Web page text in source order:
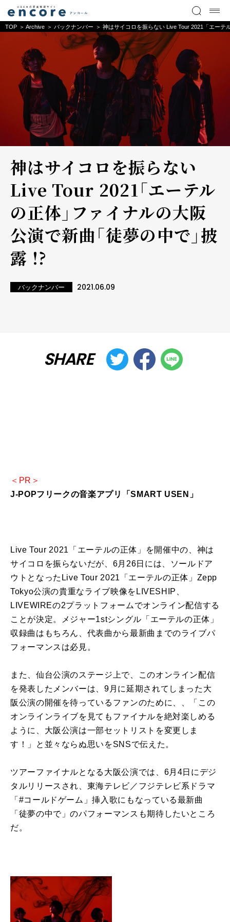
TOP Archive バックナンバー 神はサイコロを振らない Live Tour 2021「エー
神はサイコロを振らない
Live Tour 2021「エーテル
の正体」ファイナルの大阪
公演で新曲「徒夢の中で」披
露 !?
バックナンバー 2021.06.09
SHARE
＜PR＞
J-POPフリークの音楽アプリ「SMART USEN」
Live Tour 2021「エーテルの正体」を開催中の、神は
サイコロを振らないだが、6月26日には、ソールドア
ウトとなったLive Tour 2021「エーテルの正体」Zepp
Tokyo公演の貴重なライブ映像をLIVESHIP、
LIVEWIREの2プラットフォームでオンライン配信する
ことが決定。メジャー1stシングル「エーテルの正体」
収録曲はもちろん、代表曲から最新曲までのライブパ
フォーマンスは必見。
また、仙台公演のステージ上で、このオンライン配信
を発表したメンバーは、9月に延期されてしまった大
阪公演の開催を待っているファンのために、、「この
オンラインライブを見てもファイナルを絶対楽しめる
ように、大阪公演は一部セットリストを変更しま
す！」と並々ならぬ思いをSNSで伝えた。
ツアーファイナルとなる大阪公演では、6月4日にデジ
タルリリースされ、東海テレビ／フジテレビ系ドラマ
「#コールドゲーム」挿入歌にもなっている最新曲
「徒夢の中で」のパフォーマンスも期待したいところ
だ。